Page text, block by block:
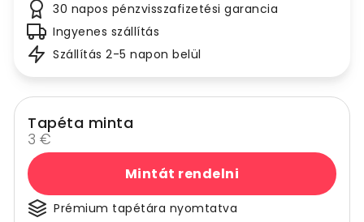
30 napos pénzvisszafizetési garancia
Ingyenes szállítás
Szállítás 2-5 napon belül
Tapéta minta
3 €
Mintát rendelni
Prémium tapétára nyomtatva